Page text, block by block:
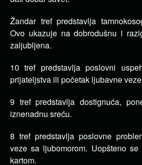
Žandar tref predstavlja
Ovo ukazuje na dobrodušnu i
zaljubljena.
10 tref predstavlja poslovni
prijateljstva ili početak ljubavne
9 tref predstavlja dostignuća,
iznenadnu sreću.
8 tref predstavlja poslovne
veze sa ljubomorom. Uopšteno se
kartom.